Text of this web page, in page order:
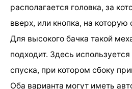
располагается головка, за
вверх, или кнопка, на
Для высокого бачка такой
подходит. Здесь
спуска, при котором сбоку
Оба варианта могут иметь